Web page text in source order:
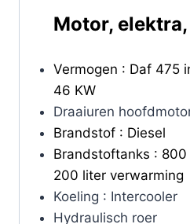
Motor,
Vermogen : Daf 475
46 KW
Draaiuren
Brandstof : Diesel
Brandstoftanks :
200 liter verwarming
Koeling : Intercooler
Hydraulisch roer